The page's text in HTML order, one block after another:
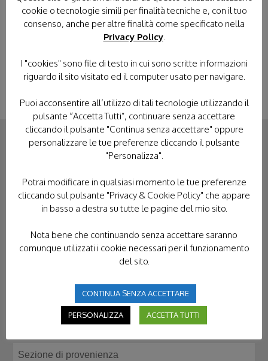
noi troviamo Gesù”
‹
CONTATTACI
cookie o tecnologie simili per finalità tecniche e, con il tuo
consenso, anche per altre finalità come specificato nella
Privacy Policy.
I "cookies" sono file di testo in cui sono scritte informazioni
riguardo il sito visitato ed il computer usato per navigare.
Puoi acconsentire all’utilizzo di tali tecnologie utilizzando il
pulsante “Accetta Tutti”, continuare senza accettare
cliccando il pulsante "Continua senza accettare" oppure
personalizzare le tue preferenze cliccando il pulsante
"Personalizza".
Potrai modificare in qualsiasi momento le tue preferenze
cliccando sul pulsante "Privacy & Cookie Policy" che appare
in basso a destra su tutte le pagine del mio sito.
Nota bene che continuando senza accettare saranno
comunque utilizzati i cookie necessari per il funzionamento
del sito.
CONTINUA SENZA ACCETTARE
PERSONALIZZA ACCETTA TUTTI